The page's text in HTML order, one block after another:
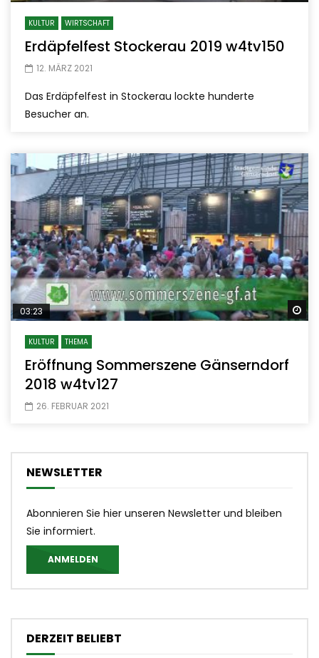
KULTUR WIRTSCHAFT
Erdäpfelfest Stockerau 2019 w4tv150
12. MÄRZ 2021
Das Erdäpfelfest in Stockerau lockte hunderte
Besucher an.
03:23
KULTUR THEMA
Eröffnung Sommerszene Gänserndorf
2018 w4tv127
26. FEBRUAR 2021
NEWSLETTER
Abonnieren Sie hier unseren Newsletter und bleiben
Sie informiert.
ANMELDEN
DERZEIT BELIEBT